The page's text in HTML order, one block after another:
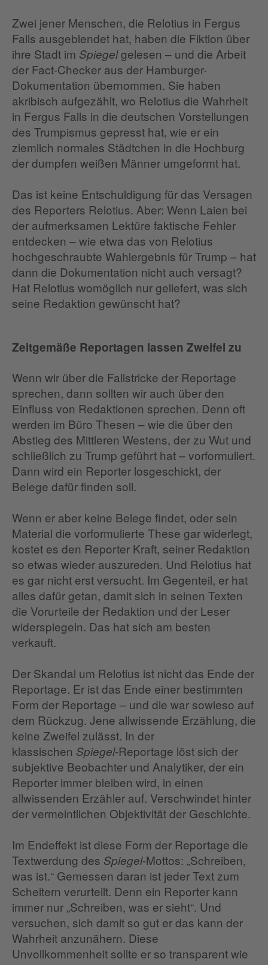
Zwei jener Menschen, die Relotius in Fergus
Falls ausgeblendet hat, haben die Fiktion über
ihre Stadt im Spiegelgelesen – und die Arbeit
der Fact-Checker aus der Hamburger-
Dokumentation übernommen. Sie haben
akribisch aufgezählt, wo Relotius die Wahrheit
in Fergus Falls in die deutschen Vorstellungen
des Trumpismus gepresst hat, wie er ein
ziemlich normales Städtchen in die Hochburg
der dumpfen weißen Männer umgeformt hat.
Das ist keine Entschuldigung für das Versagen
des Reporters Relotius. Aber: Wenn Laien bei
der aufmerksamen Lektüre faktische Fehler
entdecken – wie etwa das von Relotius
hochgeschraubte Wahlergebnis für Trump – hat
dann die Dokumentation nicht auch versagt?
Hat Relotius womöglich nur geliefert, was sich
seine Redaktion gewünscht hat?
Zeitgemäße Reportagen lassen Zweifel zu
Wenn wir über die Fallstricke der Reportage
sprechen, dann sollten wir auch über den
Einfluss von Redaktionen sprechen. Denn oft
werden im Büro Thesen – wie die über den
Abstieg des Mittleren Westens, der zu Wut und
schließlich zu Trump geführt hat – vorformuliert.
Dann wird ein Reporter losgeschickt, der
Belege dafür finden soll.
Wenn er aber keine Belege findet, oder sein
Material die vorformulierte These gar widerlegt,
kostet es den Reporter Kraft, seiner Redaktion
so etwas wieder auszureden. Und Relotius hat
es gar nicht erst versucht. Im Gegenteil, er hat
alles dafür getan, damit sich in seinen Texten
die Vorurteile der Redaktion und der Leser
widerspiegeln. Das hat sich am besten
verkauft.
Der Skandal um Relotius ist nicht das Ende der
Reportage. Er ist das Ende einer bestimmten
Form der Reportage – und die war sowieso auf
dem Rückzug. Jene allwissende Erzählung, die
keine Zweifel zulässt. In der
klassischen Spiegel-Reportage löst sich der
subjektive Beobachter und Analytiker, der ein
Reporter immer bleiben wird, in einen
allwissenden Erzähler auf. Verschwindet hinter
der vermeintlichen Objektivität der Geschichte.
Im Endeffekt ist diese Form der Reportage die
Textwerdung des Spiegel-Mottos: „Schreiben,
was ist.“ Gemessen daran ist jeder Text zum
Scheitern verurteilt. Denn ein Reporter kann
immer nur „Schreiben, was er sieht“. Und
versuchen, sich damit so gut er das kann der
Wahrheit anzunähern. Diese
Unvollkommenheit sollte er so transparent wie